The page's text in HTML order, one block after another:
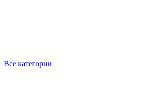
Все категории